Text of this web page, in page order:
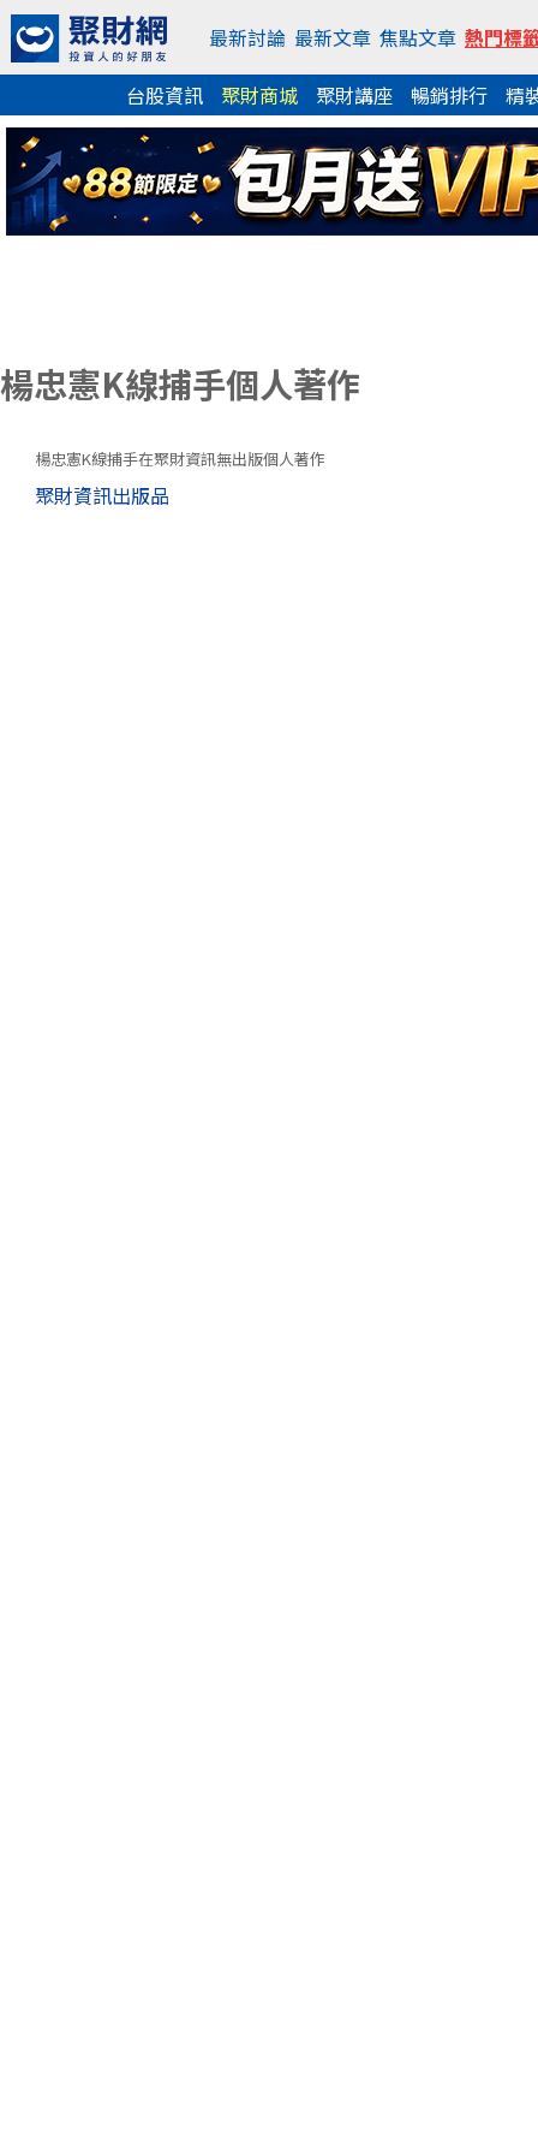
最新討論 最新文章 焦點文章 熱門標
台股資訊
聚財商城 聚財講座 暢銷排行 精
楊忠憲K線捕手個人著作
楊忠憲K線捕手在聚財資訊無出版個人著作
聚財資訊出版品